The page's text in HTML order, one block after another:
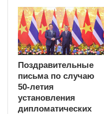
Поздравительные
письма по случаю
50-летия
установления
дипломатических